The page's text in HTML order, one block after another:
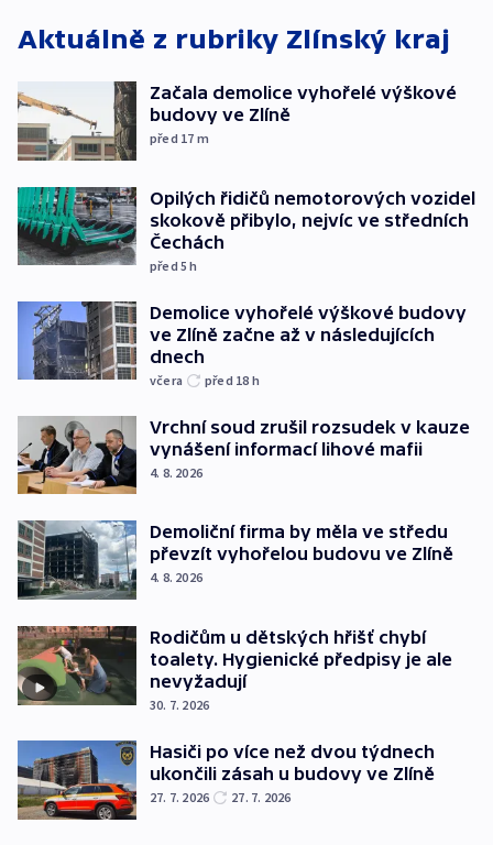
Aktuálně z rubriky Zlínský kraj
Začala demolice vyhořelé výškové
budovy ve Zlíně
před 17 m
Opilých řidičů nemotorových vozidel
skokově přibylo, nejvíc ve středních
Čechách
před 5h
Demolice vyhořelé výškové budovy
ve Zlíně začne až v následujících
dnech
včera před 18 h
Vrchní soud zrušil rozsudek v kauze
vynášení informací lihové mafii
4. 8. 2026
Demoliční firma by měla ve středu
převzít vyhořelou budovu ve Zlíně
4. 8. 2026
Rodičům u dětských hřišť chybí
toalety. Hygienické předpisy je ale
nevyžadují
30. 7. 2026
Hasiči po více než dvou týdnech
ukončili zásah u budovy ve Zlíně
27. 7. 2026 27. 7. 2026